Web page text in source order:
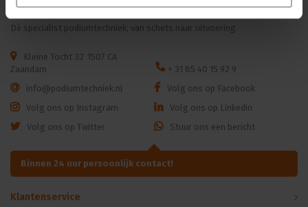
Dé specialist podiumtechniek; van schets naar uitvoering
Kleine Tocht 32 1507 CA
Zaandam
+ 31 85 40 15 92 9
info@podiumtechniek.nl
Volg ons op Facebook
Volg ons op Instagram
Volg ons op Linkedin
Volg ons op Twitter
Stuur ons een bericht
Binnen 24 uur persoonlijk contact!
Klantenservice